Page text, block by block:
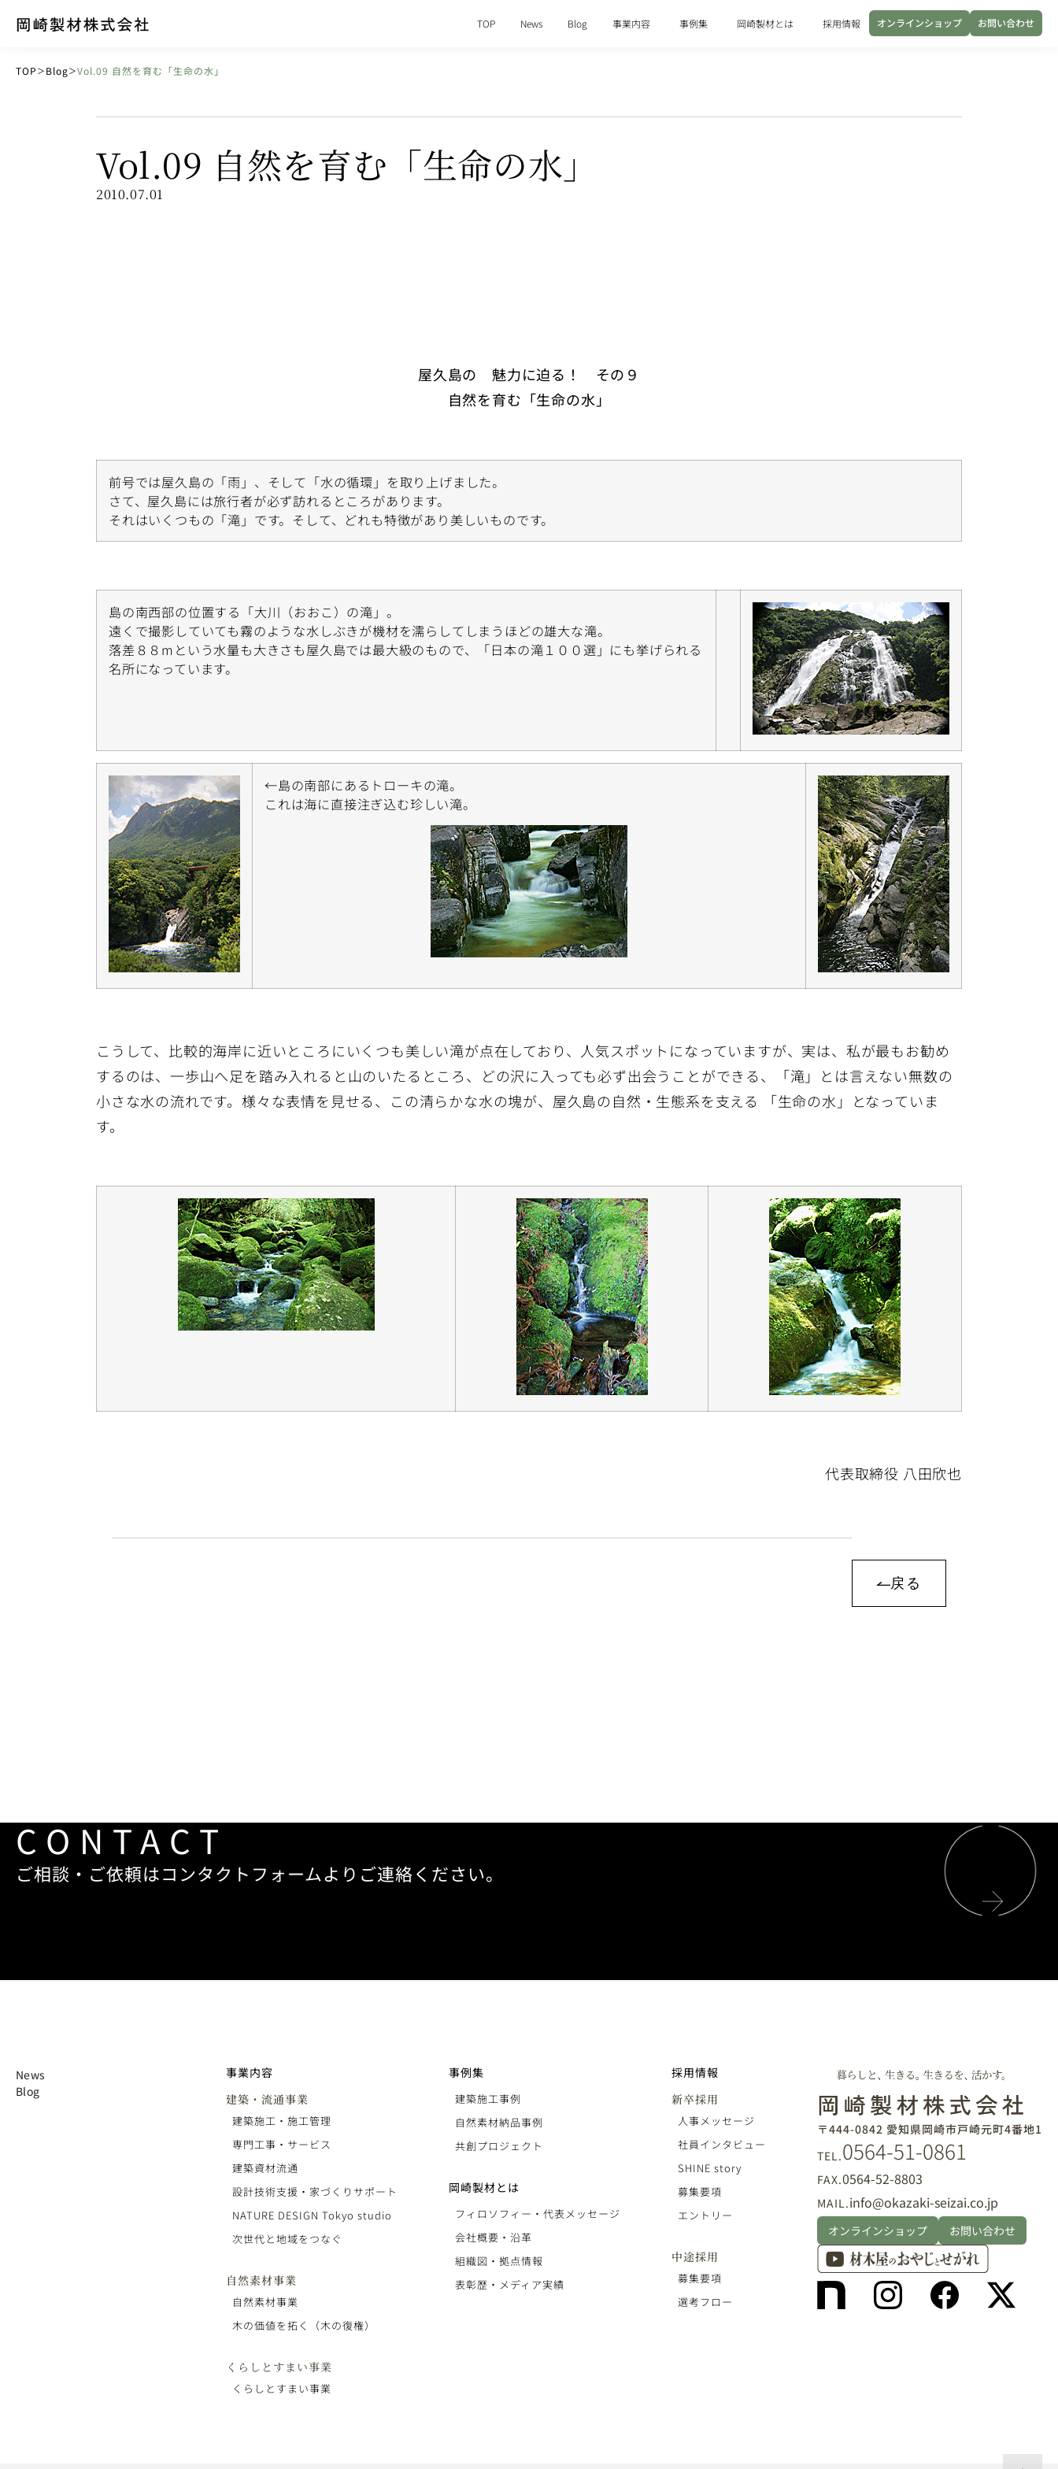
TOP News Blog 事業内容 事例集 岡崎製材とは 採用情報 オンラインショップ お問い合わせ
TOP ＞ Blog＞Vol.09 自然を育む「生命の水」
Vol.09 自然を育む「生命の水」
2010.07.01
屋久島の 魅力に迫る！ その９
自然を育む「生命の水」
前号では屋久島の「雨」、そして「水の循環」を取り上げました。
さて、屋久島には旅行者が必ず訪れるところがあります。
それはいくつもの「滝」です。そして、どれも特徴があり美しいものです。
島の南西部の位置する「大川（おおこ）の滝」。
遠くで撮影していても霧のような水しぶきが機材を濡らしてしまうほどの雄大な滝。
落差８８mという水量も大きさも屋久島では最大級のもので、「日本の滝１００選」にも挙げられる
名所になっています。
←島の南部にあるトローキの滝。
これは海に直接注ぎ込む珍しい滝。
こうして、比較的海岸に近いところにいくつも美しい滝が点在しており、人気スポットになっていますが、実は、私が最もお勧め
するのは、一歩山へ足を踏み入れると山のいたるところ、どの沢に入っても必ず出会うことができる、「滝」とは言えない無数の
小さな水の流れです。様々な表情を見せる、この清らかな水の塊が、屋久島の自然・生態系を支える 「生命の水」となっていま
す。
代表取締役 八田欣也
戻る
CONTACT
ご相談・ご依頼はコンタクトフォームよりご連絡ください。
News
Blog
事業内容
建築・流通事業
建築施工・施工管理
専門工事・サービス
建築資材流通
設計技術支援・家づくりサポート
NATURE DESIGN Tokyo studio
次世代と地域をつなぐ
自然素材事業
自然素材事業
木の価値を拓く（木の復権）
くらしとすまい事業
くらしとすまい事業
事例集
建築施工事例
自然素材納品事例
共創プロジェクト
岡崎製材とは
フィロソフィー・代表メッセージ
会社概要・沿革
組織図・拠点情報
表彰歴・メディア実績
採用情報
新卒採用
人事メッセージ
社員インタビュー
SHINE story
募集要項
エントリー
中途採用
募集要項
選考フロー
〒444-0842 愛知県岡崎市戸崎元町4番地1
TEL.0564-51-0861
FAX.0564-52-8803
MAIL.info@okazaki-seizai.co.jp
オンラインショップ お問い合わせ